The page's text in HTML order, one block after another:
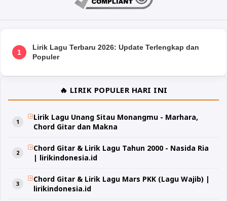
1
Lirik Lagu Terbaru 2026: Update Terlengkap dan
Populer
🔥 LIRIK POPULER HARI INI
Lirik Lagu Unang Sitau Monangmu - Marhara,
Chord Gitar dan Makna
Chord Gitar & Lirik Lagu Tahun 2000 - Nasida Ria
| lirikindonesia.id
Chord Gitar & Lirik Lagu Mars PKK (Lagu Wajib) |
lirikindonesia.id